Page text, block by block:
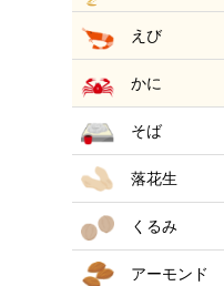
えび
かに
そば
落花生
くるみ
アーモンド